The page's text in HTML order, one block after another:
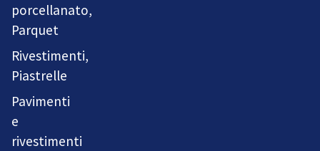
porcellanato,
Parquet
Rivestimenti,
Piastrelle
Pavimenti
e
rivestimenti